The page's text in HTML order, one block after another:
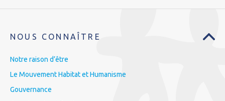
NOUS CONNAÎTRE
Notre raison d’être
Le Mouvement Habitat et Humanisme
Gouvernance